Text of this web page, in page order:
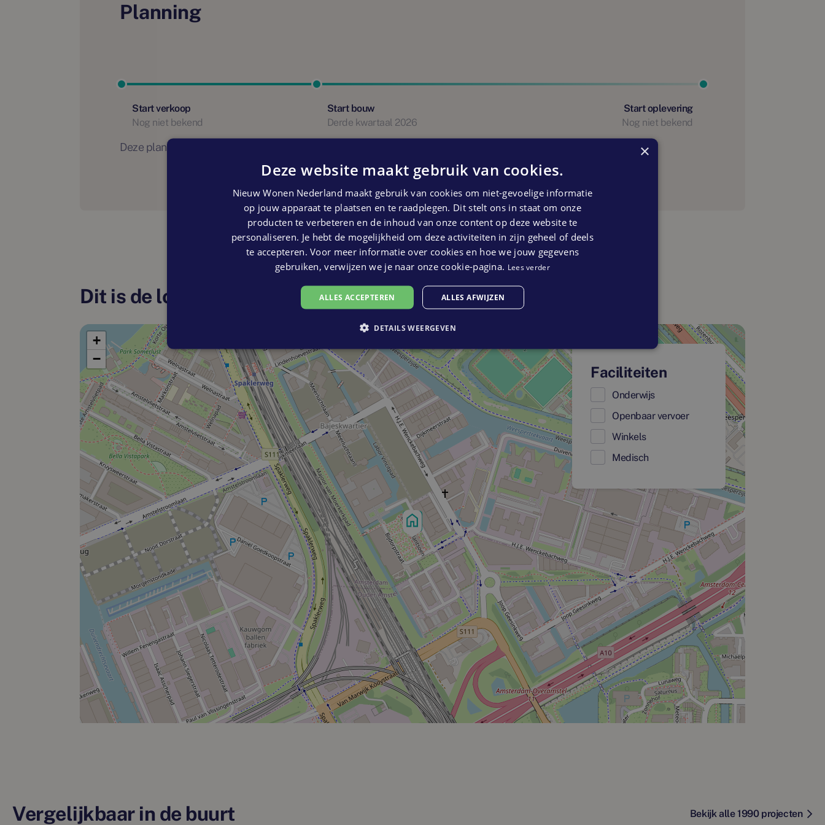
Planning
Start verkoop
Nog niet bekend
Start bouw
Derde kwartaal 2026
Start oplevering
Nog niet bekend
Deze planning is indicatief. Er kunnen geen rechten ontleend worden aan bovenstaande planning
Dit is de locatie
+
−
Faciliteiten
Onderwijs
Openbaar vervoer
Winkels
Medisch
Vergelijkbaar in de buurt Bekijk alle 1990 projecten
×
Deze website maakt gebruik van cookies.
Nieuw Wonen Nederland maakt gebruik van cookies om niet-gevoelige informatie
op jouw apparaat te plaatsen en te raadplegen. Dit stelt ons in staat om onze
producten te verbeteren en de inhoud van onze content op deze website te
personaliseren. Je hebt de mogelijkheid om deze activiteiten in zijn geheel of deels
te accepteren. Voor meer informatie over cookies en hoe we jouw gegevens
gebruiken, verwijzen we je naar onze cookie-pagina. Lees verder
ALLES ACCEPTEREN ALLES AFWIJZEN
DETAILS WEERGEVEN